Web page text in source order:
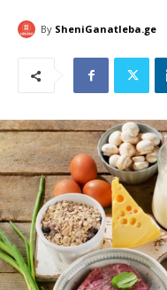
By SheniGanatleba.ge